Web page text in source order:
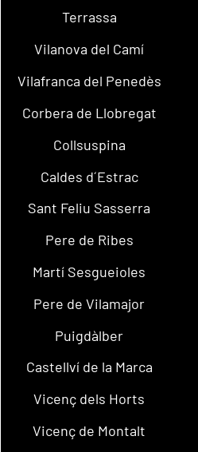
Terrassa
Vilanova del Camí
Vilafranca del Penedès
Corbera de Llobregat
Collsuspina
Caldes d´Estrac
Sant Feliu Sasserra
Pere de Ribes
Martí Sesgueioles
Pere de Vilamajor
Puigdàlber
Castellví de la Marca
Vicenç dels Horts
Vicenç de Montalt